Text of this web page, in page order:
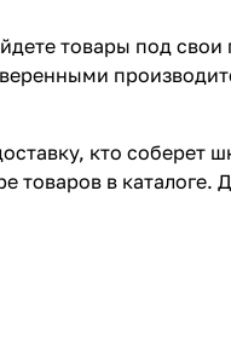
товары под свои
кто соберет
в каталоге.